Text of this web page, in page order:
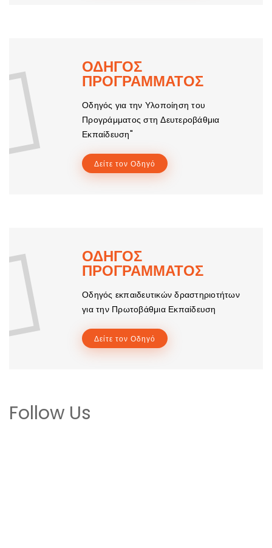
ΟΔΗΓΟΣ
ΠΡΟΓΡΑΜΜΑΤΟΣ
Οδηγός για την Υλοποίηση του
Προγράμματος στη Δευτεροβάθμια
Εκπαίδευση"
Δείτε τον Οδηγό
ΟΔΗΓΟΣ
ΠΡΟΓΡΑΜΜΑΤΟΣ
Οδηγός εκπαιδευτικών δραστηριοτήτων
για την Πρωτοβάθμια Εκπαίδευση
Δείτε τον Οδηγό
Follow Us